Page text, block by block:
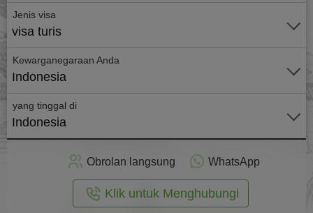
Jenis visa
visa turis
Kewarganegaraan Anda
Indonesia
yang tinggal di
Indonesia
Obrolan langsung WhatsApp
Klik untuk Menghubungi